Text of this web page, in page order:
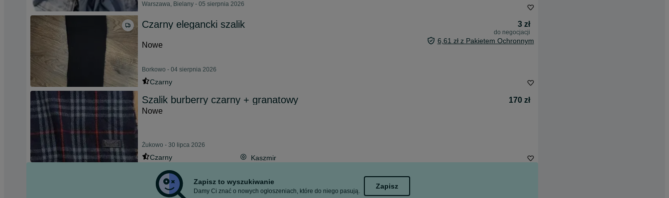
Warszawa, Bielany - 05 sierpnia 2026
Czarny elegancki szalik 3 zł
do negocjacji
Nowe 6,61 zł z Pakietem Ochronnym
Borkowo - 04 sierpnia 2026
Czarny
Szalik burberry czarny + granatowy
170 zł
Nowe
Żukowo - 30 lipca 2026
Czarny Kaszmir
Zapisz to wyszukiwanie
Damy Ci znać o nowych ogłoszeniach, które do niego pasują.
Zapisz